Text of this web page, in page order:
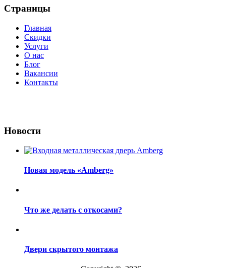
Страницы
Главная
Скидки
Услуги
О нас
Блог
Вакансии
Контакты
Новости
Новая модель «Amberg»
Что же делать с откосами?
Двери скрытого монтажа